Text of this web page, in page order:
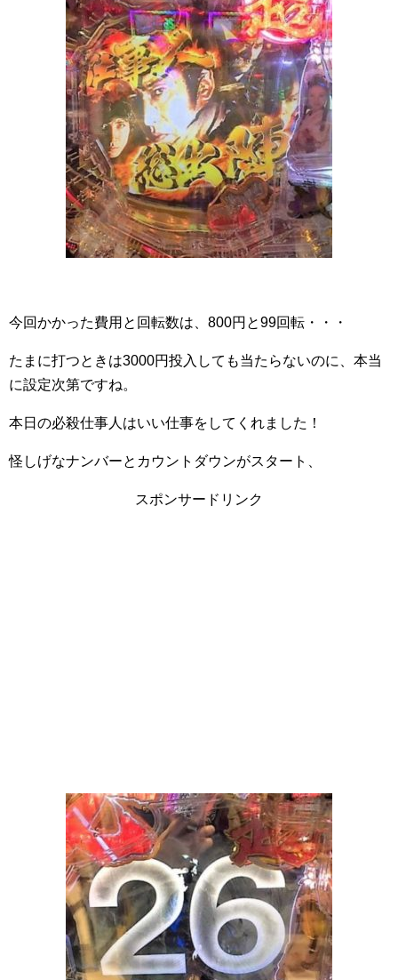
今回かかった費用と回転数は、800円と99回転・・・
たまに打つときは3000円投入しても当たらないのに、本当
に設定次第ですね。
本日の必殺仕事人はいい仕事をしてくれました！
怪しげなナンバーとカウントダウンがスタート、
スポンサードリンク